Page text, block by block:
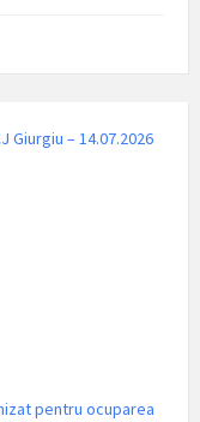
Giurgiu – 14.07.2026
pentru ocuparea